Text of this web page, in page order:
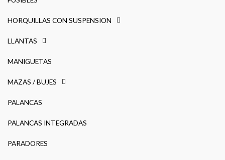
HORQUILLAS CON SUSPENSION
LLANTAS
MANIGUETAS
MAZAS / BUJES
PALANCAS
PALANCAS INTEGRADAS
PARADORES